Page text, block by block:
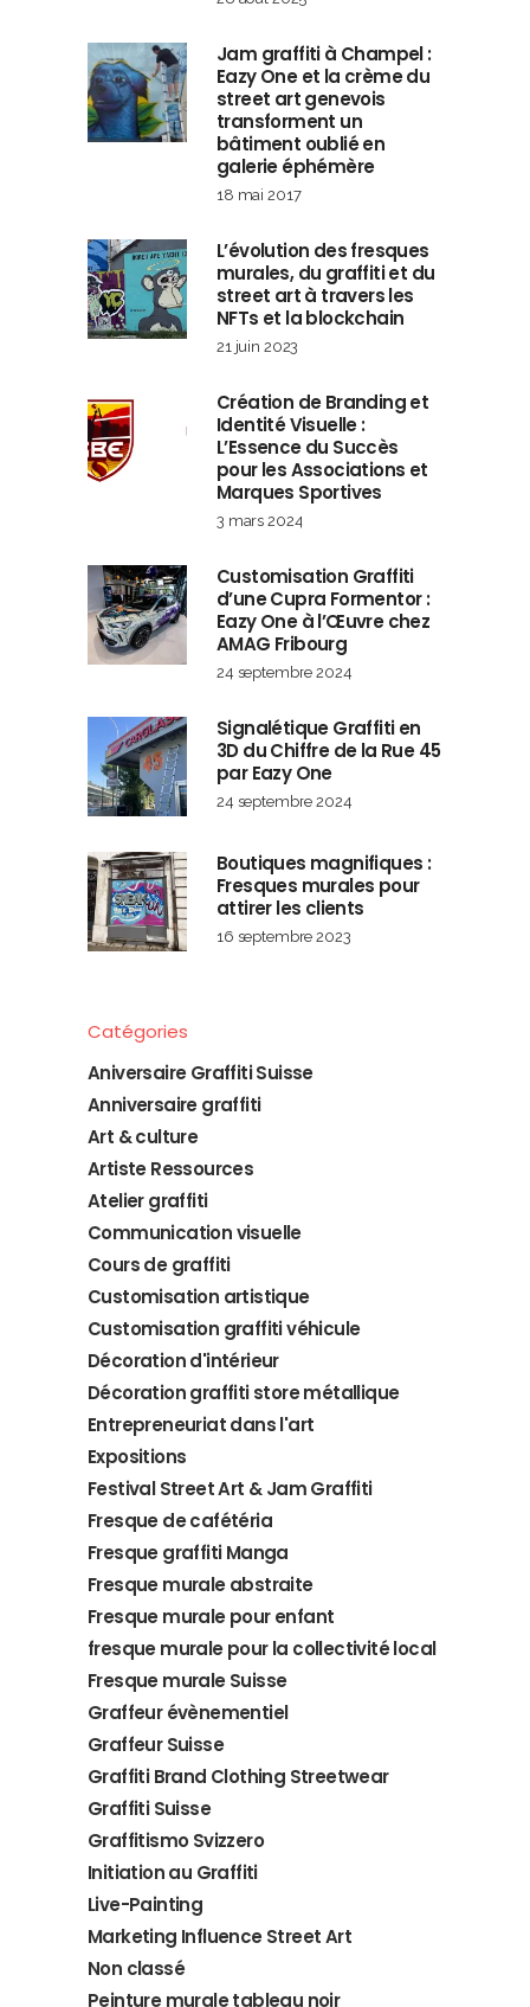
Jam graffiti à Champel :
Eazy One et la crème du
street art genevois
transforment un
bâtiment oublié en
galerie éphémère
18 mai 2017
L’évolution des fresques
murales, du graffiti et du
street art à travers les
NFTs et la blockchain
21 juin 2023
Création de Branding et
Identité Visuelle :
L’Essence du Succès
pour les Associations et
Marques Sportives
3 mars 2024
Customisation Graffiti
d’une Cupra Formentor :
Eazy One à l’Œuvre chez
AMAG Fribourg
24 septembre 2024
Signalétique Graffiti en
3D du Chiffre de la Rue 45
par Eazy One
24 septembre 2024
Boutiques magnifiques :
Fresques murales pour
attirer les clients
16 septembre 2023
Catégories
Aniversaire Graffiti Suisse
Anniversaire graffiti
Art & culture
Artiste Ressources
Atelier graffiti
Communication visuelle
Cours de graffiti
Customisation artistique
Customisation graffiti véhicule
Décoration d'intérieur
Décoration graffiti store métallique
Entrepreneuriat dans l'art
Expositions
Festival Street Art & Jam Graffiti
Fresque de cafétéria
Fresque graffiti Manga
Fresque murale abstraite
Fresque murale pour enfant
fresque murale pour la collectivité local
Fresque murale Suisse
Graffeur évènementiel
Graffeur Suisse
Graffiti Brand Clothing Streetwear
Graffiti Suisse
Graffitismo Svizzero
Initiation au Graffiti
Live-Painting
Marketing Influence Street Art
Non classé
Peinture murale tableau noir